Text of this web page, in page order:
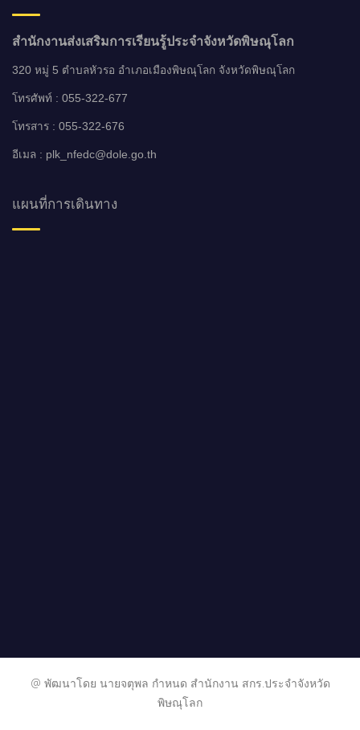
สำนักงานส่งเสริมการเรียนรู้ประจำจังหวัดพิษณุโลก
320 หมู่ 5 ตำบลหัวรอ อำเภอเมืองพิษณุโลก จังหวัดพิษณุโลก
โทรศัพท์ : 055-322-677
โทรสาร : 055-322-676
อีเมล : plk_nfedc@dole.go.th
แผนที่การเดินทาง
@ พัฒนาโดย นายจตุพล กำหนด สำนักงาน สกร.ประจำจังหวัด
พิษณุโลก